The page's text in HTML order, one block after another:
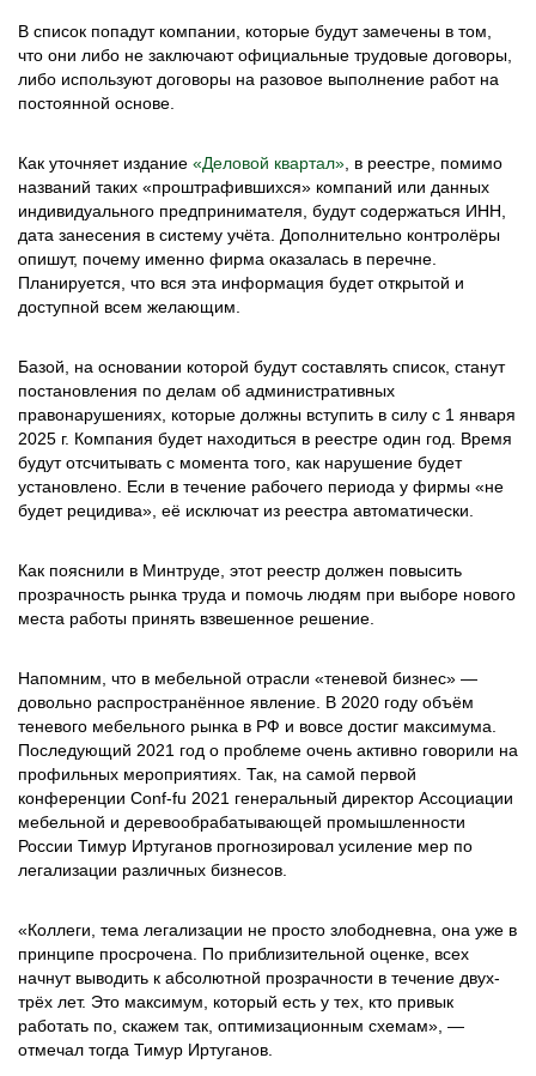
В список попадут компании, которые будут замечены в том,
что они либо не заключают официальные трудовые договоры,
либо используют договоры на разовое выполнение работ на
постоянной основе.
Как уточняет издание «Деловой квартал» , в реестре, помимо
названий таких «проштрафившихся» компаний или данных
индивидуального предпринимателя, будут содержаться ИНН,
дата занесения в систему учёта. Дополнительно контролёры
опишут, почему именно фирма оказалась в перечне.
Планируется, что вся эта информация будет открытой и
доступной всем желающим.
Базой, на основании которой будут составлять список, станут
постановления по делам об административных
правонарушениях, которые должны вступить в силу с 1 января
2025 г. Компания будет находиться в реестре один год. Время
будут отсчитывать с момента того, как нарушение будет
установлено. Если в течение рабочего периода у фирмы «не
будет рецидива», её исключат из реестра автоматически.
Как пояснили в Минтруде, этот реестр должен повысить
прозрачность рынка труда и помочь людям при выборе нового
места работы принять взвешенное решение.
Напомним, что в мебельной отрасли «теневой бизнес» —
довольно распространённое явление. В 2020 году объём
теневого мебельного рынка в РФ и вовсе достиг максимума.
Последующий 2021 год о проблеме очень активно говорили на
профильных мероприятиях. Так, на самой первой
конференции Conf-fu 2021 генеральный директор Ассоциации
мебельной и деревообрабатывающей промышленности
России Тимур Иртуганов прогнозировал усиление мер по
легализации различных бизнесов.
«Коллеги, тема легализации не просто злободневна, она уже в
принципе просрочена. По приблизительной оценке, всех
начнут выводить к абсолютной прозрачности в течение двух-
трёх лет. Это максимум, который есть у тех, кто привык
работать по, скажем так, оптимизационным схемам», —
отмечал тогда Тимур Иртуганов.